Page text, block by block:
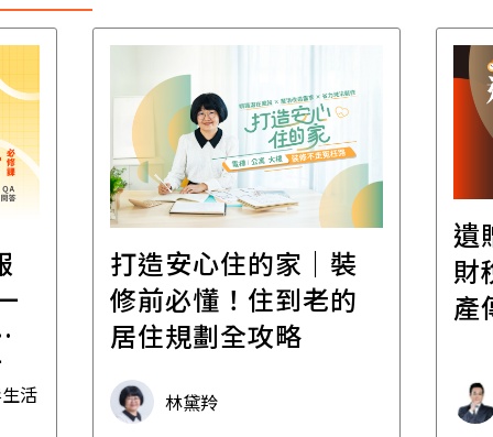
活
打造安心住的家｜裝
修前必懂！住到老的
居住規劃全攻略
林黛羚
遺
財
產